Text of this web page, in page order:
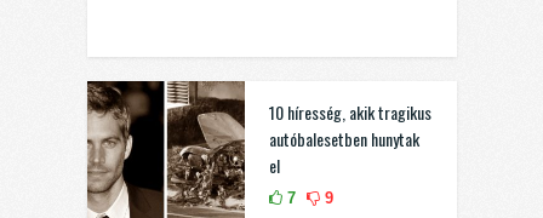
10 híresség, akik tragikus
autóbalesetben hunytak
el
7 9